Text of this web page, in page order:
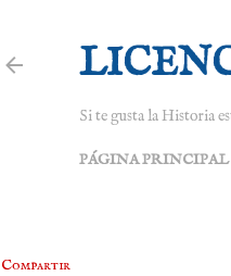
Si te gusta la Historia
PÁGINA PRINCIPAL
Compartir